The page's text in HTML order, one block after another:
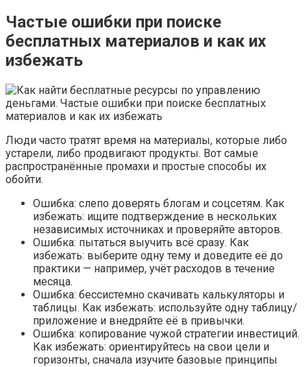
Частые ошибки при поиске
бесплатных материалов и как их
избежать
Люди часто тратят время на материалы, которые либо
устарели, либо продвигают продукты. Вот самые
распространённые промахи и простые способы их
обойти.
Ошибка: слепо доверять блогам и соцсетям. Как
избежать: ищите подтверждение в нескольких
независимых источниках и проверяйте авторов.
Ошибка: пытаться выучить всё сразу. Как
избежать: выберите одну тему и доведите её до
практики — например, учёт расходов в течение
месяца.
Ошибка: бессистемно скачивать калькуляторы и
таблицы. Как избежать: используйте одну таблицу/
приложение и внедряйте её в привычки.
Ошибка: копирование чужой стратегии инвестиций.
Как избежать: ориентируйтесь на свои цели и
горизонты, сначала изучите базовые принципы